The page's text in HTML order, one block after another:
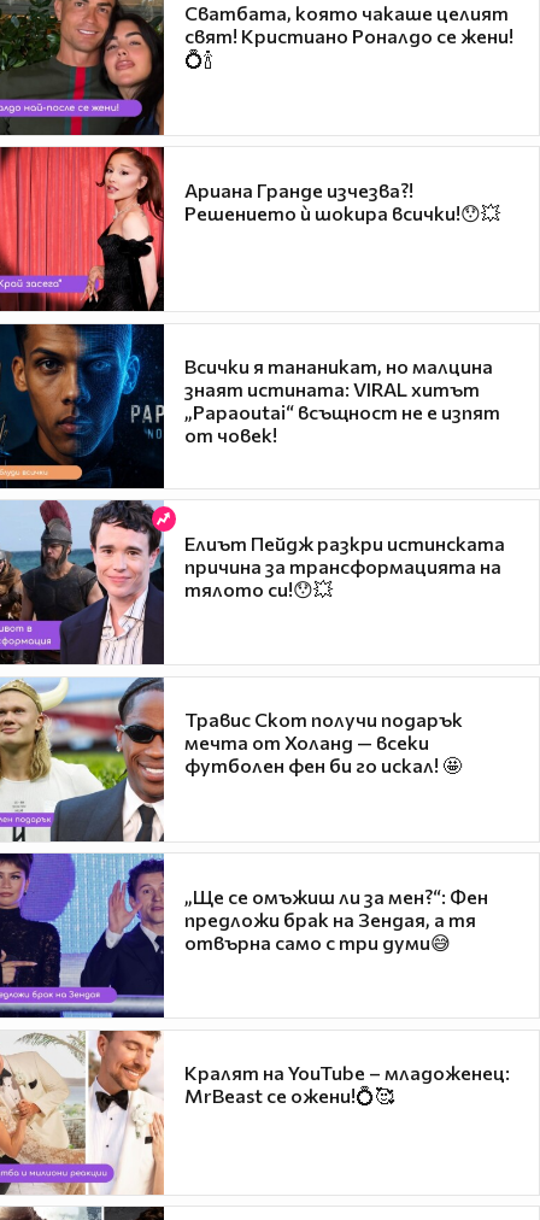
Сватбата, която чакаше целият
свят! Кристиано Роналдо се жени!
💍🍾
Ариана Гранде изчезва?!
Решението ѝ шокира всички!😯💥
Всички я тананикат, но малцина
знаят истината: VIRAL хитът
„Papaoutai“ всъщност не е изпят
от човек!
Елиът Пейдж разкри истинската
причина за трансформацията на
тялото си!😯💥
Травис Скот получи подарък
мечта от Холанд — всеки
футболен фен би го искал! 🤩
„Ще се омъжиш ли за мен?“: Фен
предложи брак на Зендая, а тя
отвърна само с три думи😅
Кралят на YouTube – младоженец:
MrBeast се ожени!💍🥰